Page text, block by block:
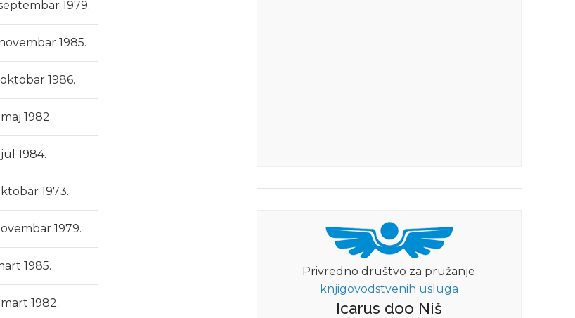
1979.
1985.
1986.
1982.
1984.
1973.
1979.
1985.
1982.
Privredno društvo za pružanje
knjigovodstvenih usluga
Icarus doo Niš